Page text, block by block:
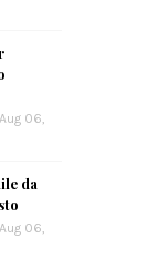
Aug 06,
da
Aug 06,